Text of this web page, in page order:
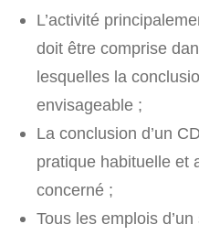
L’activité
doit être comprise
lesquelles la
envisageable ;
La conclusion d’un
pratique habituelle et
concerné ;
Tous les emplois